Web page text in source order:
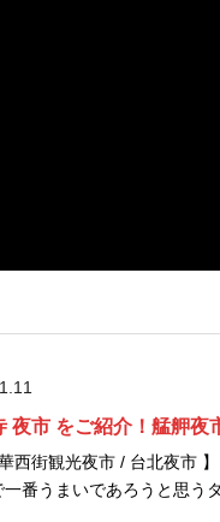
夜市 をご紹介！艋舺夜
】 さて、、、 台湾と聞いて、皆さんは何を思い浮